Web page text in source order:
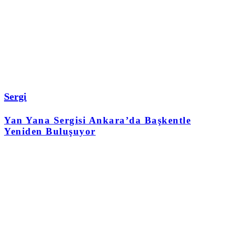
Sergi
Yan Yana Sergisi Ankara’da Başkentle
Yeniden Buluşuyor